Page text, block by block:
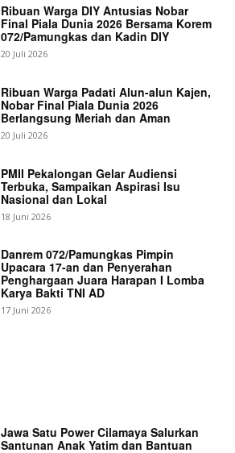
Ribuan Warga DIY Antusias Nobar
Final Piala Dunia 2026 Bersama Korem
072/Pamungkas dan Kadin DIY
20 Juli 2026
Ribuan Warga Padati Alun-alun Kajen,
Nobar Final Piala Dunia 2026
Berlangsung Meriah dan Aman
20 Juli 2026
PMII Pekalongan Gelar Audiensi
Terbuka, Sampaikan Aspirasi Isu
Nasional dan Lokal
18 Juni 2026
Danrem 072/Pamungkas Pimpin
Upacara 17-an dan Penyerahan
Penghargaan Juara Harapan I Lomba
Karya Bakti TNI AD
17 Juni 2026
Jawa Satu Power Cilamaya Salurkan
Santunan Anak Yatim dan Bantuan